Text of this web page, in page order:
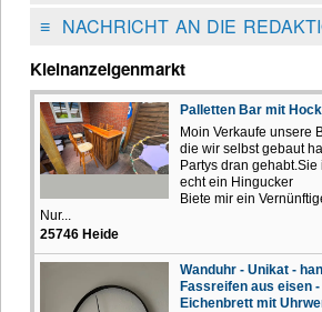
≡NACHRICHT AN DIE
Kleinanzeigenmarkt
Palletten Bar mit
Moin Verkaufe unsere
die wir selbst gebaut
Partys dran
echt ein Hingucker
Biete mir ein
Nur...
25746 Heide
Wanduhr - Unikat -
Fassreifen aus eisen
Eichenbrett mit